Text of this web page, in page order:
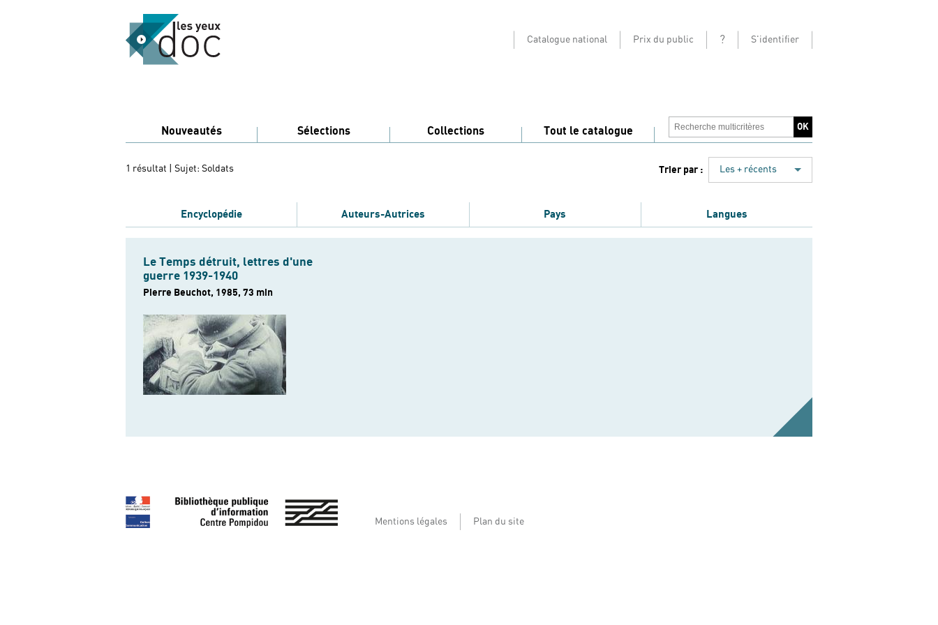
Catalogue national Prix du public ? S'identifier
Nouveautés Sélections Collections Tout le catalogue
1 résultat | Sujet: Soldats Trier par : Les + récents
Encyclopédie Auteurs-Autrices Pays Langues
Le Temps détruit, lettres d'une
guerre 1939-1940
Pierre Beuchot, 1985, 73 min
Mentions légales Plan du site